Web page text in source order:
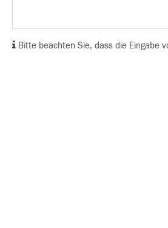
Bitte beachten Sie, dass die Eingabe